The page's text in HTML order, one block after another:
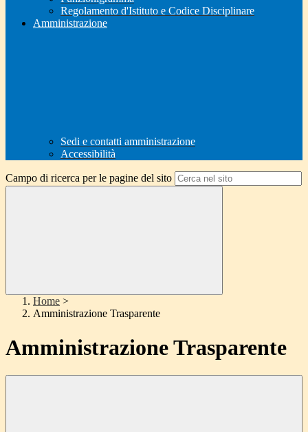
Regolamento d'Istituto e Codice Disciplinare
Amministrazione
Sedi e contatti amministrazione
Accessibilità
Campo di ricerca per le pagine del sito
Home >
Amministrazione Trasparente
Amministrazione Trasparente